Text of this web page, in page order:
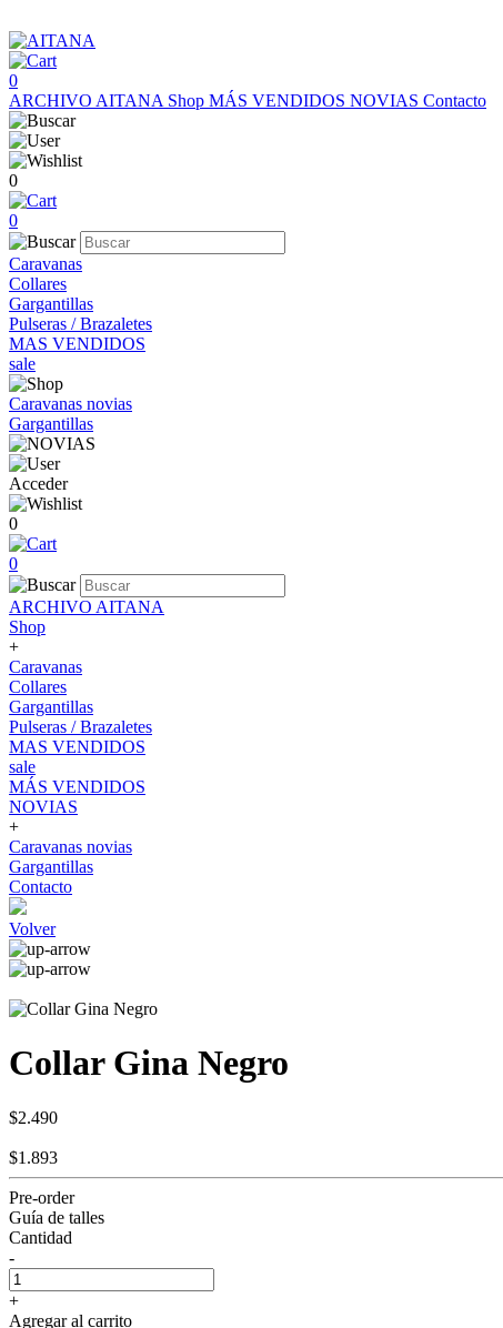
0
ARCHIVO AITANA Shop MÁS VENDIDOS NOVIAS Contacto
0
0
Caravanas
Collares
Gargantillas
Pulseras / Brazaletes
MAS VENDIDOS
sale
Caravanas novias
Gargantillas
Acceder
0
0
ARCHIVO AITANA
Shop
+
Caravanas
Collares
Gargantillas
Pulseras / Brazaletes
MAS VENDIDOS
sale
MÁS VENDIDOS
NOVIAS
+
Caravanas novias
Gargantillas
Contacto
Volver
Collar Gina Negro
$2.490
$1.893
Pre-order
Guía de talles
Cantidad
-
+
Agregar al carrito